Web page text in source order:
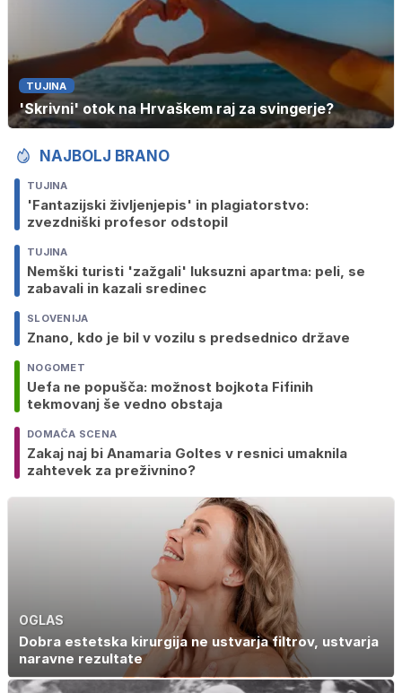
TUJINA
'Skrivni' otok na Hrvaškem raj za svingerje?
NAJBOLJ BRANO
TUJINA
'Fantazijski življenjepis' in plagiatorstvo:
zvezdniški profesor odstopil
TUJINA
Nemški turisti 'zažgali' luksuzni apartma: peli, se
zabavali in kazali sredinec
SLOVENIJA
Znano, kdo je bil v vozilu s predsednico države
NOGOMET
Uefa ne popušča: možnost bojkota Fifinih
tekmovanj še vedno obstaja
DOMAČA SCENA
Zakaj naj bi Anamaria Goltes v resnici umaknila
zahtevek za preživnino?
OGLAS
Dobra estetska kirurgija ne ustvarja filtrov, ustvarja
naravne rezultate